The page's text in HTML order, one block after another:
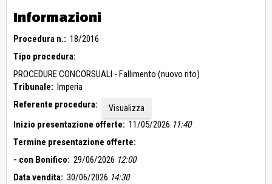
Informazioni
Procedura n.: 18/2016
Tipo procedura:
PROCEDURE CONCORSUALI - Fallimento (nuovo rito)
Tribunale: Imperia
Referente procedura:
Visualizza
Inizio presentazione offerte: 11/05/2026 11:40
Termine presentazione offerte:
- con Bonifico: 29/06/2026 12:00
Data vendita: 30/06/2026 14:30